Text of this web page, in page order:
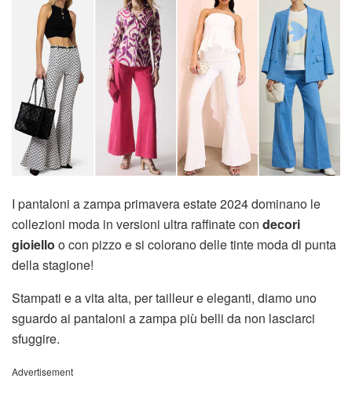
I pantaloni a zampa primavera estate 2024 dominano le
collezioni moda in versioni ultra raffinate con decori
gioiello o con pizzo e si colorano delle tinte moda di punta
della stagione!
Stampati e a vita alta, per tailleur e eleganti, diamo uno
sguardo ai pantaloni a zampa più belli da non lasciarci
sfuggire.
Advertisement